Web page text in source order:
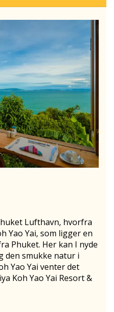
Lufthavn, hvorfra
Yao Yai, som ligger en
Phuket. Her kan I nyde
den smukke natur i
Yao Yai venter det
Koh Yao Yai Resort &